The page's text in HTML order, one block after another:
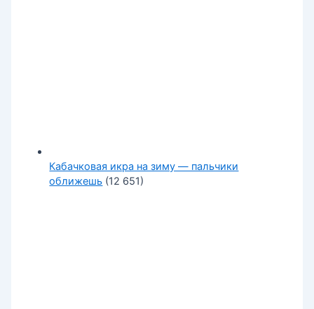
Кабачковая икра на зиму — пальчики
оближешь (12 651)